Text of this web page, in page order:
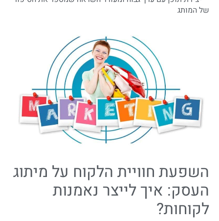
של המותג
השפעת חוויית הלקוח על מיתוג
העסק: איך לייצר נאמנות
לקוחות?